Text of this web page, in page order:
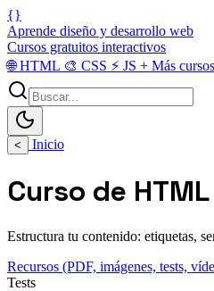
{}
Aprende diseño y desarrollo web
Cursos gratuitos interactivos
🌐HTML 🎨 CSS ⚡ JS + Más cursos
< Inicio
Curso de HTML
Estructura tu contenido: etiquetas,
Recursos (PDF, imágenes, tests,
Tests